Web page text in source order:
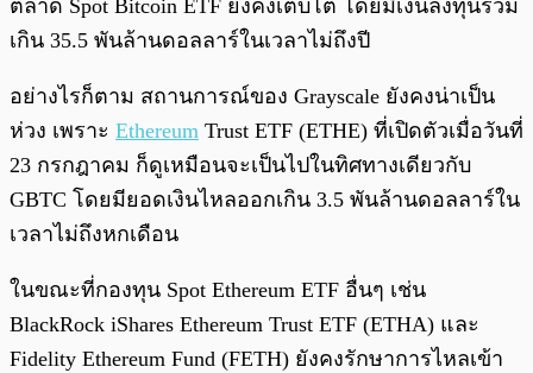
ตลาด Spot Bitcoin ETF ยังคงเติบโต โดยมีเงินลงทุนรวม
เกิน 35.5 พันล้านดอลลาร์ในเวลาไม่ถึงปี
อย่างไรก็ตาม สถานการณ์ของ Grayscale ยังคงน่าเป็น
ห่วง เพราะ Ethereum Trust ETF (ETHE) ที่เปิดตัวเมื่อวันที่
23 กรกฎาคม ก็ดูเหมือนจะเป็นไปในทิศทางเดียวกับ
GBTC โดยมียอดเงินไหลออกเกิน 3.5 พันล้านดอลลาร์ใน
เวลาไม่ถึงหกเดือน
ในขณะที่กองทุน Spot Ethereum ETF อื่นๆ เช่น
BlackRock iShares Ethereum Trust ETF (ETHA) และ
Fidelity Ethereum Fund (FETH) ยังคงรักษาการไหลเข้า